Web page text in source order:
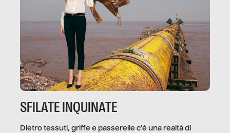
SFILATE INQUINATE
Dietro tessuti, griffe e passerelle c’è una realtà di